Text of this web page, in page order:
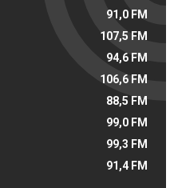
91,0 FM
107,5 FM
94,6 FM
106,6 FM
88,5 FM
99,0 FM
99,3 FM
91,4 FM